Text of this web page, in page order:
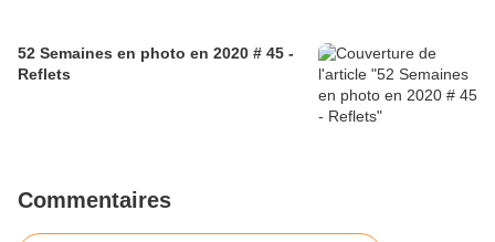
52 Semaines en photo en 2020 # 45 -
Reflets
Commentaires